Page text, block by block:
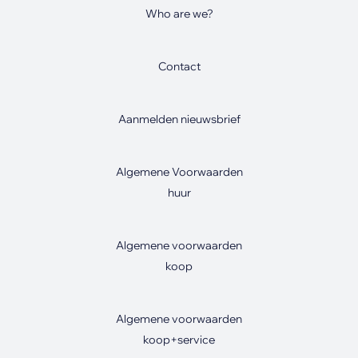
Who are we?
Contact
Aanmelden nieuwsbrief
Algemene Voorwaarden
huur
Algemene voorwaarden
koop
Algemene voorwaarden
koop+service